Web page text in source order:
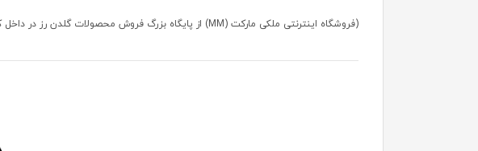
(فروشگاه اینترنتی ملکی مارکت (MM) از پایگاه بزرگ فروش محصولات گلدن رز در داخل کشور میباشد)